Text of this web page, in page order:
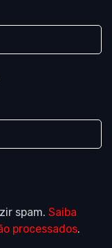
spam. Saiba
processados.